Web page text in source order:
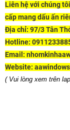
Liên hệ với chúng
cấp mang dấu ấn
Địa chỉ: 97/3 Tân
Hotline:
Email:
Website:
( Vui lòng xem trên